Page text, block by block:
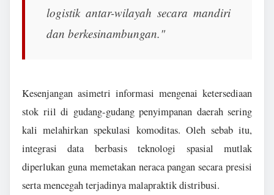
logistik antar-wilayah secara mandiri
dan berkesinambungan."
Kesenjangan asimetri informasi mengenai ketersediaan
stok riil di gudang-gudang penyimpanan daerah sering
kali melahirkan spekulasi komoditas. Oleh sebab itu,
integrasi data berbasis teknologi spasial mutlak
diperlukan guna memetakan neraca pangan secara presisi
serta mencegah terjadinya malapraktik distribusi.